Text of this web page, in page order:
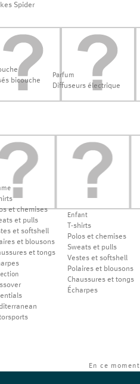
Spider
bicouche
Parfum
Diffuseurs électrique
et chemises
et pulls
et softshell
et blousons
et tongs
Enfant
T-shirts
Polos et chemises
Sweats et pulls
Vestes et softshell
Polaires et blousons
Chaussures et tongs
Écharpes
En ce moment